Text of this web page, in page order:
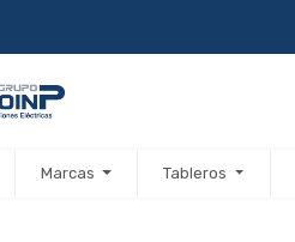
Marcas Tableros